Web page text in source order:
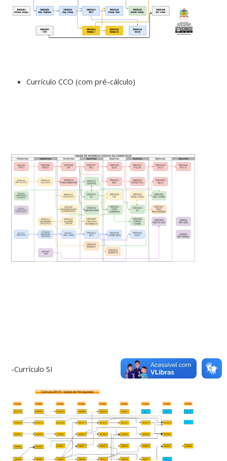
Currículo CCO (com pré-cálculo)
-Currículo SI